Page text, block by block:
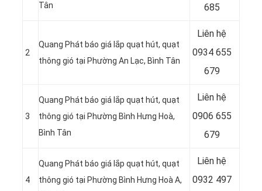
Tân
685
2
Quang Phát báo giá lắp quạt hút, quạt
thông gió tại Phường An Lạc, Bình Tân
Liên hệ
0934 655
679
3
Quang Phát báo giá lắp quạt hút, quạt
thông gió tại Phường Bình Hưng Hoà,
Bình Tân
Liên hệ
0906 655
679
4
Quang Phát báo giá lắp quạt hút, quạt
thông gió tại Phường Bình Hưng Hoà A,
Liên hệ
0932 497